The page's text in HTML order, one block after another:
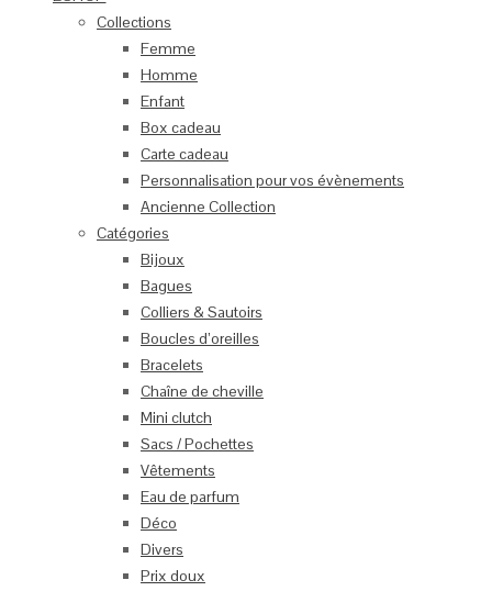
Collections
Femme
Homme
Enfant
Box cadeau
Carte cadeau
Personnalisation pour vos évènements
Ancienne Collection
Catégories
Bijoux
Bagues
Colliers & Sautoirs
Boucles d’oreilles
Bracelets
Chaîne de cheville
Mini clutch
Sacs / Pochettes
Vêtements
Eau de parfum
Déco
Divers
Prix doux